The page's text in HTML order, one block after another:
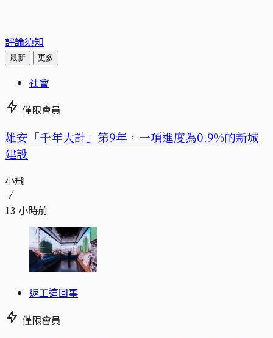
評論須知
最新 更多
社會
僅限會員
​​雄安「千年大計」第9年，一項進度為0.9%的新城
建設
小飛
13 小時前
返工這回事
僅限會員